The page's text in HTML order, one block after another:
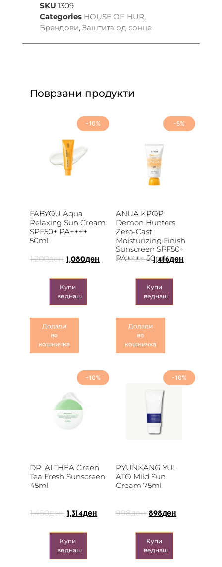
SKU 1309
Categories HOUSE OF HUR,
Брендови, Заштита од сонце
Поврзани продукти
-10%
FABYOU Aqua
Relaxing Sun Cream
SPF50+ PA++++
50ml
1,200ден 1,080ден
Купи
веднаш
Додади
во
кошничка
-5%
ANUA KPOP
Demon Hunters
Zero-Cast
Moisturizing Finish
Sunscreen SPF50+
PA++++ 50ml
1,490ден 1,416ден
Купи
веднаш
Додади
во
кошничка
-10%
DR. ALTHEA Green
Tea Fresh Sunscreen
45ml
1,460ден 1,314ден
Купи
веднаш
-10%
PYUNKANG YUL
ATO Mild Sun
Cream 75ml
998ден 898ден
Купи
веднаш